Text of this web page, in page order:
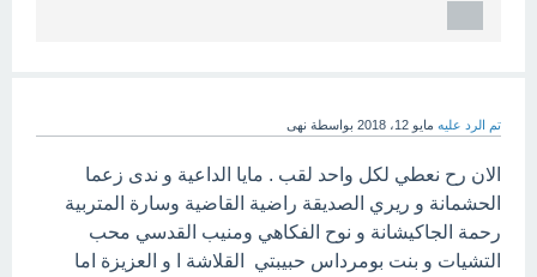
تم الرد عليه مايو 12، 2018 بواسطة نهى
الان رح نعطي لكل واحد لقب . مايا الداعية و ندى زعما
الحشمانة و ريري الصديقة راضية القاضية وسارة المتربية
رحمة الجاكيشانة و نوح الفكاهي ومنيب القدسي محب
التشيات و بنت بومرداس حبيبتي القلاشة ا و العزيزة اما